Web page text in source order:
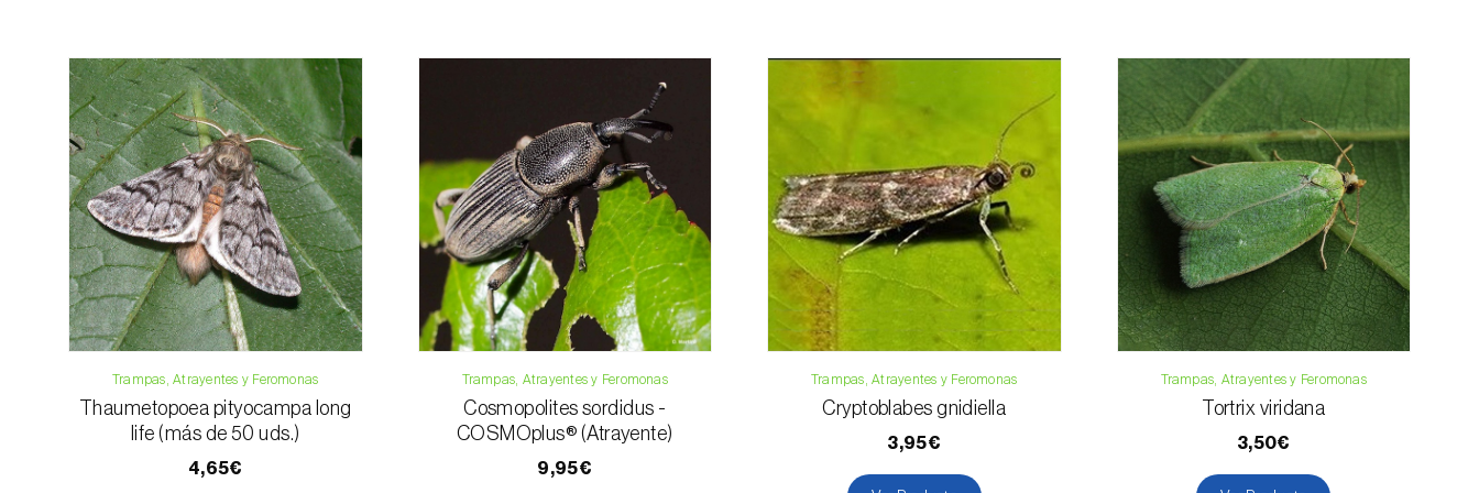
Teléfono:
212 333 019
info@biosani.com
Formulario de contacto
Trampas, Atrayentes y Feromonas
Thaumetopoea pityocampa long
life (más de 50 uds.)
4,65€
Trampas, Atrayentes y Feromonas
Cosmopolites sordidus -
COSMOplus® (Atrayente)
9,95€
Trampas, Atrayentes y Feromonas
Cryptoblabes gnidiella
3,95€
Trampas, Atrayentes y Feromonas
Tortrix viridana
3,50€